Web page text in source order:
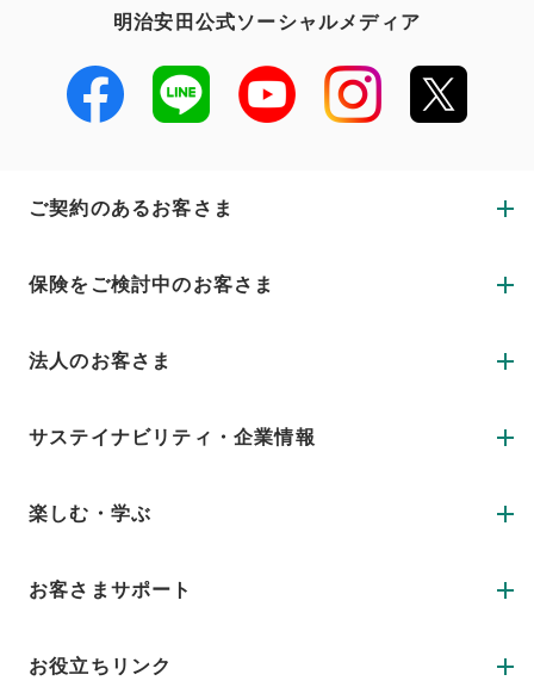
明治安田公式ソーシャルメディア
ご契約のあるお客さま
保険をご検討中のお客さま
法人のお客さま
サステイナビリティ・企業情報
楽しむ・学ぶ
お客さまサポート
お役立ちリンク